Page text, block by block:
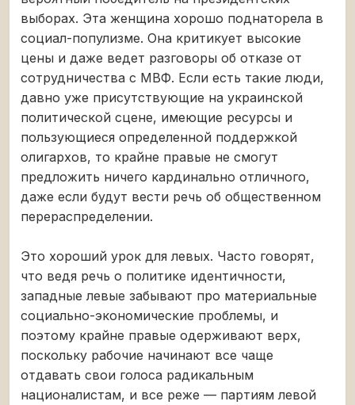
выборах. Эта женщина хорошо поднаторела в
социал-популизме. Она критикует высокие
цены и даже ведет разговоры об отказе от
сотрудничества с МВФ. Если есть такие люди,
давно уже присутствующие на украинской
политической сцене, имеющие ресурсы и
пользующиеся определенной поддержкой
олигархов, то крайне правые не смогут
предложить ничего кардинально отличного,
даже если будут вести речь об общественном
перераспределении.
Это хороший урок для левых. Часто говорят,
что ведя речь о политике идентичности,
западные левые забывают про материальные
социально-экономические проблемы, и
поэтому крайне правые одерживают верх,
поскольку рабочие начинают все чаще
отдавать свои голоса радикальным
националистам, и все реже — партиям левой